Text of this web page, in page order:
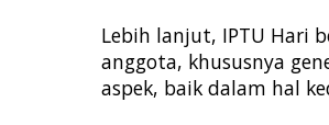
Lebih lanjut, IPTU Hari
anggota, khususnya
aspek, baik dalam hal